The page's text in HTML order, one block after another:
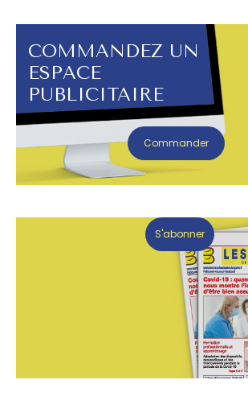
COMMANDEZ UN
ESPACE
PUBLICITAIRE
Commander
S'abonner